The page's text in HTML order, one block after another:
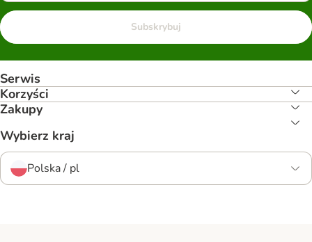
Subskrybuj
Serwis
Korzyści
Zakupy
Wybierz kraj
Polska / pl